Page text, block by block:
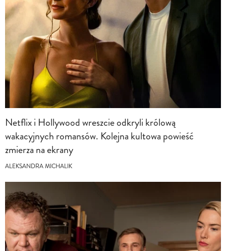
Netflix i Hollywood wreszcie odkryli królową
wakacyjnych romansów. Kolejna kultowa powieść
zmierza na ekrany
ALEKSANDRA MICHALIK